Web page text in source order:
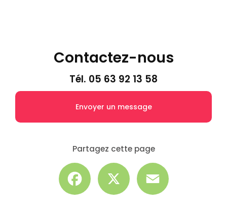
Contactez-nous
Tél. 05 63 92 13 58
Envoyer un message
Partagez cette page
Facebook